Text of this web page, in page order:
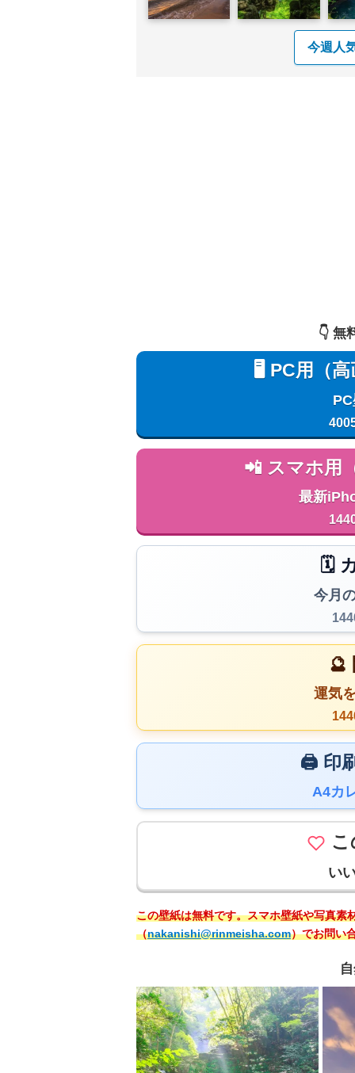
今週人
👇️ 無
🖥️ PC用（
📲 スマホ用
最新
🗓️
今月
🔮
運気
🖨️ 印
A4カ
い
この壁紙は無料です。スマホ壁紙や写真素
（nakanishi@rinmeisha.com）でお問い